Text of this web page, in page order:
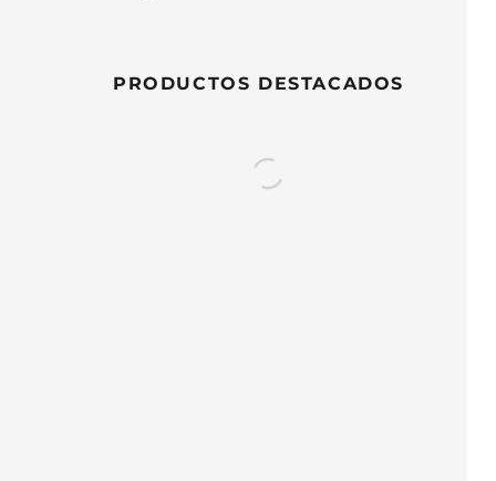
PRODUCTOS DESTACADOS